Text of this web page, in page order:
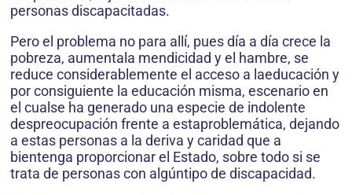
personas discapacitadas.
Pero el problema no para allí, pues día a día crece la
pobreza, aumentala mendicidad y el hambre, se
reduce considerablemente el acceso a laeducación y
por consiguiente la educación misma, escenario en
el cualse ha generado una especie de indolente
despreocupación frente a estaproblemática, dejando
a estas personas a la deriva y caridad que a
bientenga proporcionar el Estado, sobre todo si se
trata de personas con algúntipo de discapacidad.